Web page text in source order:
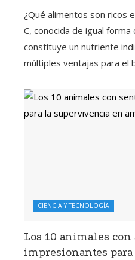
¿Qué alimentos son ricos
C, conocida de igual
constituye un nutriente
múltiples ventajas para el
CIENCIA Y TECNOLOGÍA
Los 10 animales
impresionantes